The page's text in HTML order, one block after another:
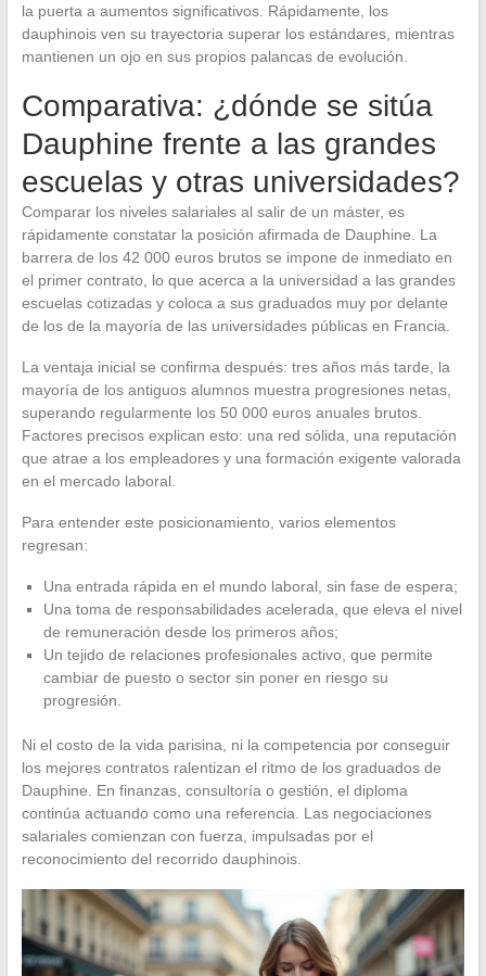
la puerta a aumentos significativos. Rápidamente, los
dauphinois ven su trayectoria superar los estándares, mientras
mantienen un ojo en sus propios palancas de evolución.
Comparativa: ¿dónde se sitúa
Dauphine frente a las grandes
escuelas y otras universidades?
Comparar los niveles salariales al salir de un máster, es
rápidamente constatar la posición afirmada de Dauphine. La
barrera de los 42 000 euros brutos se impone de inmediato en
el primer contrato, lo que acerca a la universidad a las grandes
escuelas cotizadas y coloca a sus graduados muy por delante
de los de la mayoría de las universidades públicas en Francia.
La ventaja inicial se confirma después: tres años más tarde, la
mayoría de los antiguos alumnos muestra progresiones netas,
superando regularmente los 50 000 euros anuales brutos.
Factores precisos explican esto: una red sólida, una reputación
que atrae a los empleadores y una formación exigente valorada
en el mercado laboral.
Para entender este posicionamiento, varios elementos
regresan:
Una entrada rápida en el mundo laboral, sin fase de espera;
Una toma de responsabilidades acelerada, que eleva el nivel
de remuneración desde los primeros años;
Un tejido de relaciones profesionales activo, que permite
cambiar de puesto o sector sin poner en riesgo su
progresión.
Ni el costo de la vida parisina, ni la competencia por conseguir
los mejores contratos ralentizan el ritmo de los graduados de
Dauphine. En finanzas, consultoría o gestión, el diploma
continúa actuando como una referencia. Las negociaciones
salariales comienzan con fuerza, impulsadas por el
reconocimiento del recorrido dauphinois.